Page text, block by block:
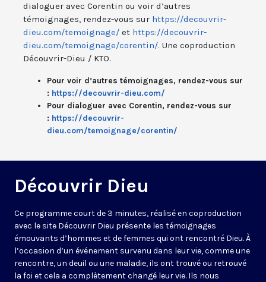
dialoguer avec Corentin ou voir d’autres
témoignages, rendez-vous sur https://decouvrir-
dieu.com/temoignage/ et https://decouvrir-
dieu.com/temoignage/corentin/. Une coproduction
Découvrir-Dieu / KTO.
Pour voir d’autres témoignages, rendez-vous sur
: https://decouvrir-dieu.com/
Pour dialoguer avec Corentin, rendez-vous sur
: https://decouvrir-
dieu.com/temoignage/corentin/
Découvrir Dieu
Ce programme court de 3 minutes, réalisé en coproduction
avec le site Découvrir Dieu présente les témoignages
émouvants d’hommes et de femmes qui ont rencontré Dieu. À
l’occasion d’un événement survenu dans leur vie, comme une
rencontre, un deuil ou une maladie, ils ont trouvé ou retrouvé
la foi et cela a complètement changé leur vie. Ils nous